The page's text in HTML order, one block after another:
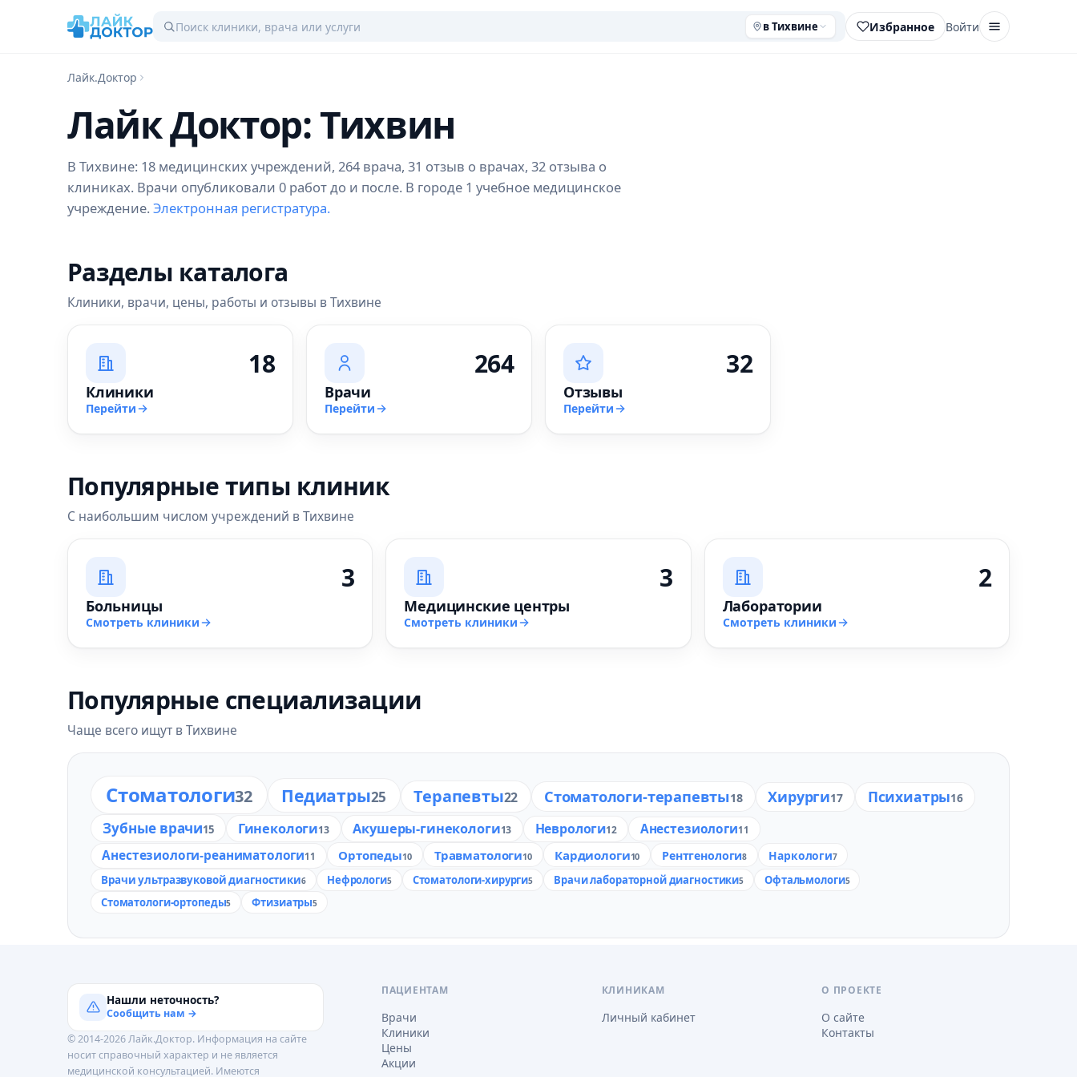
в Тихвине Избранное Войти
Лайк.Доктор
Лайк Доктор: Тихвин
В Тихвине: 18 медицинских учреждений, 264 врача, 31 отзыв о врачах, 32 отзыва о
клиниках. Врачи опубликовали 0 работ до и после. В городе 1 учебное медицинское
учреждение. Электронная регистратура.
Разделы каталога
Клиники, врачи, цены, работы и отзывы в Тихвине
18
Клиники
Перейти
264
Врачи
Перейти
32
Отзывы
Перейти
Популярные типы клиник
С наибольшим числом учреждений в Тихвине
3
Больницы
Смотреть клиники
3
Медицинские центры
Смотреть клиники
2
Лаборатории
Смотреть клиники
Популярные специализации
Чаще всего ищут в Тихвине
Стоматологи32 Педиатры25 Терапевты22 Стоматологи-терапевты18 Хирурги17 Психиатры16
Зубные врачи15 Гинекологи13 Акушеры-гинекологи13 Неврологи12 Анестезиологи11
Анестезиологи-реаниматологи11 Ортопеды10 Травматологи10 Кардиологи10 Рентгенологи8 Наркологи7
Врачи ультразвуковой диагностики6 Нефрологи5 Стоматологи-хирурги5 Врачи лабораторной диагностики5 Офтальмологи5
Стоматологи-ортопеды5 Фтизиатры5
Нашли неточность?
Сообщить нам →
© 2014-2026 Лайк.Доктор. Информация на сайте
носит справочный характер и не является
медицинской консультацией. Имеются
ПАЦИЕНТАМ
Врачи
Клиники
Цены
Акции
КЛИНИКАМ
Личный кабинет
О ПРОЕКТЕ
О сайте
Контакты